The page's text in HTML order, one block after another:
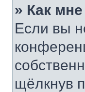
» Как
Если вы
щёлкнув